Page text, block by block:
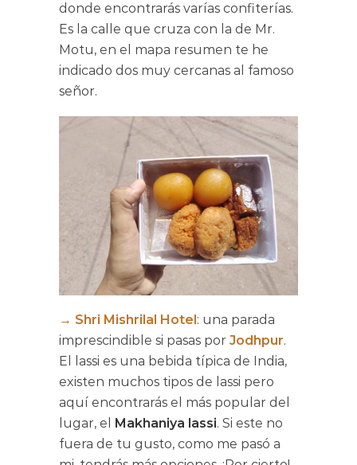
donde encontrarás varías confiterías.
Es la calle que cruza con la de Mr.
Motu, en el mapa resumen te he
indicado dos muy cercanas al famoso
señor.
→ Shri Mishrilal Hotel : una parada
imprescindible si pasas por Jodhpur.
El lassi es una bebida típica de India,
existen muchos tipos de lassi pero
aquí encontrarás el más popular del
lugar, el
Makhaniya lassi. Si este no
fuera de tu gusto, como me pasó a